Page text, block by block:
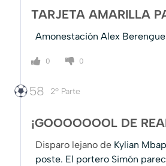
TARJETA AMARILLA
Amonestación Alex
0 0
58 2º Parte
¡GOOOOOOOL DE
Disparo lejano de Kylian
poste. El portero Simón